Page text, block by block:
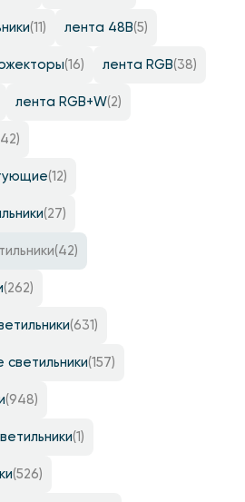
(11) лента 48B(5)
(16) лента RGB(38)
лента RGB+W(2)
(12)
(27)
(42)
(262)
(631)
(157)
(948)
(1)
(526)